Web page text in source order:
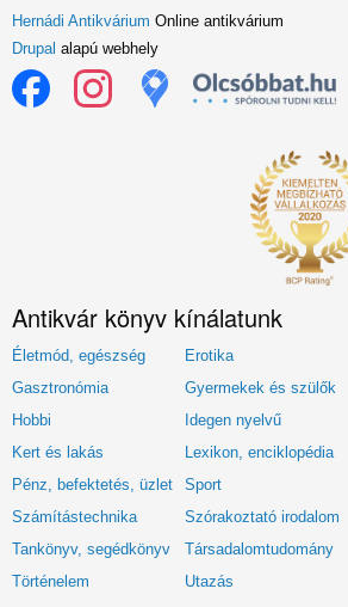
Hernádi Antikvárium Online antikvárium
Drupal alapú webhely
Antikvár könyv kínálatunk
Életmód, egészség Erotika
Gasztronómia
Gyermekek és szülők
Hobbi
Idegen nyelvű
Kert és lakás
Lexikon, enciklopédia
Pénz, befektetés, üzlet
Sport
Számítástechnika
Szórakoztató irodalom
Tankönyv, segédkönyv
Társadalomtudomány
Történelem
Utazás